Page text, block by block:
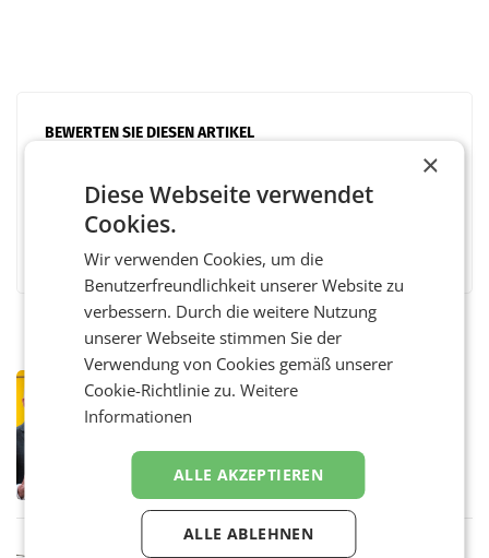
BEWERTEN SIE DIESEN ARTIKEL
PRIMENEWS
Österreichische Post: Umsatzplus im
Briefgeschäft
WIEN Die Österreichische Post AG hat im
ersten Halbjahr 2026 einen Konzernumsatz
von 1.544,0 Mio. EUR erwirtschaftet, was
einem Plus von 3,8 Prozent gegenüber dem
Vergleichszeitraum
×
Diese Webseite verwendet
Cookies.
Wir verwenden Cookies, um die
Benutzerfreundlichkeit unserer Website zu
verbessern. Durch die weitere Nutzung
unserer Webseite stimmen Sie der
Verwendung von Cookies gemäß unserer
Cookie-Richtlinie zu.Weitere
Informationen
ALLE AKZEPTIEREN
ALLE ABLEHNEN